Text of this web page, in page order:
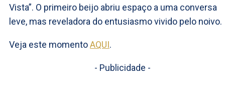
Vista”. O primeiro beijo abriu espaço a uma conversa
leve, mas reveladora do entusiasmo vivido pelo noivo.
Veja este momentoAQUI.
- Publicidade -